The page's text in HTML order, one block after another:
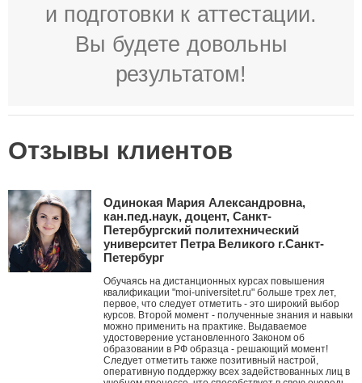
и подготовки к аттестации.
Вы будете довольны
результатом!
Отзывы клиентов
Одинокая Мария Александровна,
кан.пед.наук, доцент, Санкт-
Петербургский политехнический
университет Петра Великого г.Санкт-
Петербург
Обучаясь на дистанционных курсах повышения
квалификации "moi-universitet.ru" больше трех лет,
первое, что следует отметить - это широкий выбор
курсов. Второй момент - полученные знания и навыки
можно применить на практике. Выдаваемое
удостоверение установленного Законом об
образовании в РФ образца - решающий момент!
Следует отметить также позитивный настрой,
оперативную поддержку всех задействованных лиц в